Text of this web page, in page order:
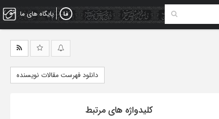
پایگاه های ما
دانلود فهرست مقالات نویسنده
کلیدواژه های مرتبط